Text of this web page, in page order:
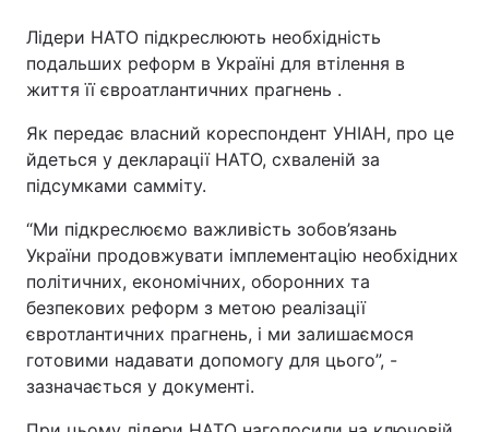
Лідери НАТО підкреслюють необхідність
подальших реформ в Україні для втілення в
життя її євроатлантичних прагнень .
Як передає власний кореспондент УНІАН, про це
йдеться у декларації НАТО, схваленій за
підсумками самміту.
“Ми підкреслюємо важливість зобов’язань
України продовжувати імплементацію необхідних
політичних, економічних, оборонних та
безпекових реформ з метою реалізації
євротлантичних прагнень, і ми залишаємося
готовими надавати допомогу для цього”, -
зазначається у документі.